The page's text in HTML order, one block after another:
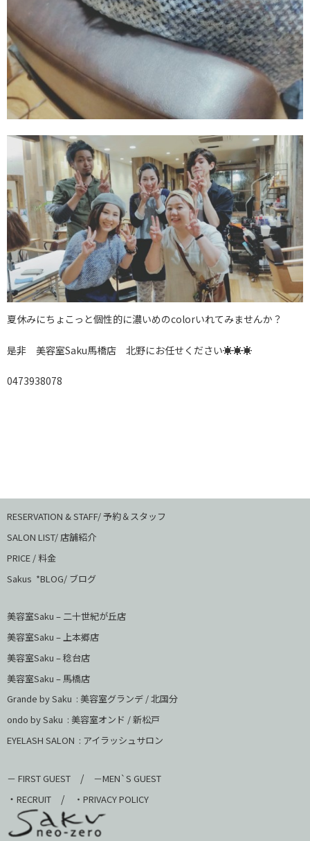
夏休みにちょこっと個性的に濃いめのcolorいれてみませんか？
是非 美容室Saku馬橋店 北野にお任せください☀☀☀
0473938078
RESERVATION & STAFF/ 予約＆スタッフ
SALON LIST/ 店舗紹介
PRICE / 料金
Sakus *BLOG/ ブログ
美容室Saku – 二十世紀が丘店
美容室Saku –上本郷店
美容室Saku –稔台店
美容室Saku – 馬橋店
Grande by Saku : 美容室グランデ / 北国分
ondo by Saku : 美容室オンド / 新松戸
EYELASH SALON : アイラッシュサロン
－ FIRST GUEST / －MEN`S GUEST
・ RECRUIT / ・PRIVACY POLICY